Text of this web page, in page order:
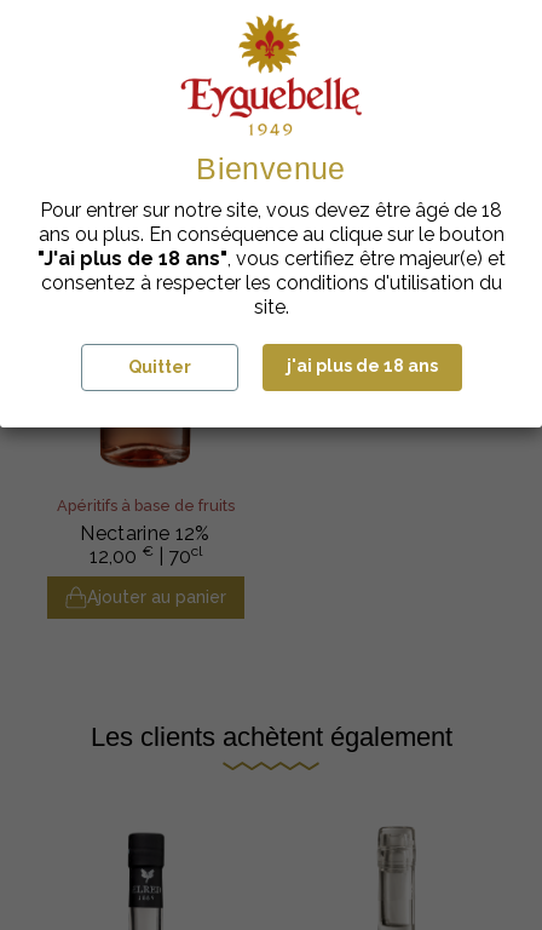
Apéritifs à base de fruits
Nectarine 12%
12,00 € | 70cl
Ajouter au panier
Les clients achètent également
Bienvenue
Pour entrer sur notre site, vous devez être âgé de 18
ans ou plus. En conséquence au clique sur le bouton
"J'ai plus de 18 ans", vous certifiez être majeur(e) et
consentez à respecter les conditions d'utilisation du
site.
Quitter j'ai plus de 18 ans